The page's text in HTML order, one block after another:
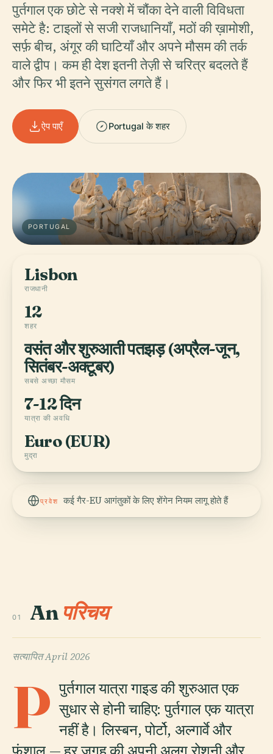
पुर्तगाल एक छोटे से नक्शे में चौंका देने वाली विविधता
समेटे है: टाइलों से सजी राजधानियाँ, मठों की ख़ामोशी,
सर्फ़ बीच, अंगूर की घाटियाँ और अपने मौसम की तर्क
वाले द्वीप। कम ही देश इतनी तेज़ी से चरित्र बदलते हैं
और फिर भी इतने सुसंगत लगते हैं।
ऐप पाएँ Portugal के शहर
PORTUGAL
Lisbon
राजधानी
12
शहर
वसंत और शुरुआती पतझड़ (अप्रैल-जून,
सितंबर-अक्टूबर)
सबसे अच्छा मौसम
7-12 दिन
यात्रा की अवधि
Euro (EUR)
मुद्रा
प्रवेश कई गैर-EU आगंतुकों के लिए शेंगेन नियम लागू होते हैं
01 An परिचय
सत्यापितApril 2026
P पुर्तगाल यात्रा गाइड की शुरुआत एक
सुधार से होनी चाहिए: पुर्तगाल एक यात्रा
नहीं है। लिस्बन, पोर्टो, अल्गार्वे और